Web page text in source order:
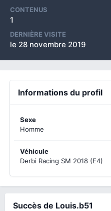
CONTENUS
1
DERNIÈRE VISITE
le 28 novembre 2019
Informations du profil
Sexe
Homme
Véhicule
Derbi Racing SM 2018 (E4)
Succès de Louis.b51